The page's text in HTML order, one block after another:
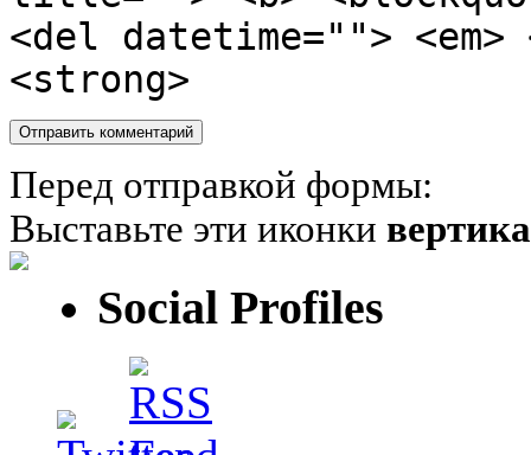
<del datetime="">
<strong>
Перед отправкой формы:
Выставьте эти иконки
Social Profiles